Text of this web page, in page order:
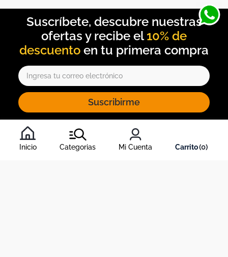
Inicio Categorias Mi Cuenta 0
10% de
descuento
Suscribirme
Al inscribirte al newsletter, aceptas nuestros
condiciones
, y nuestrapolítica de tratamiento de información